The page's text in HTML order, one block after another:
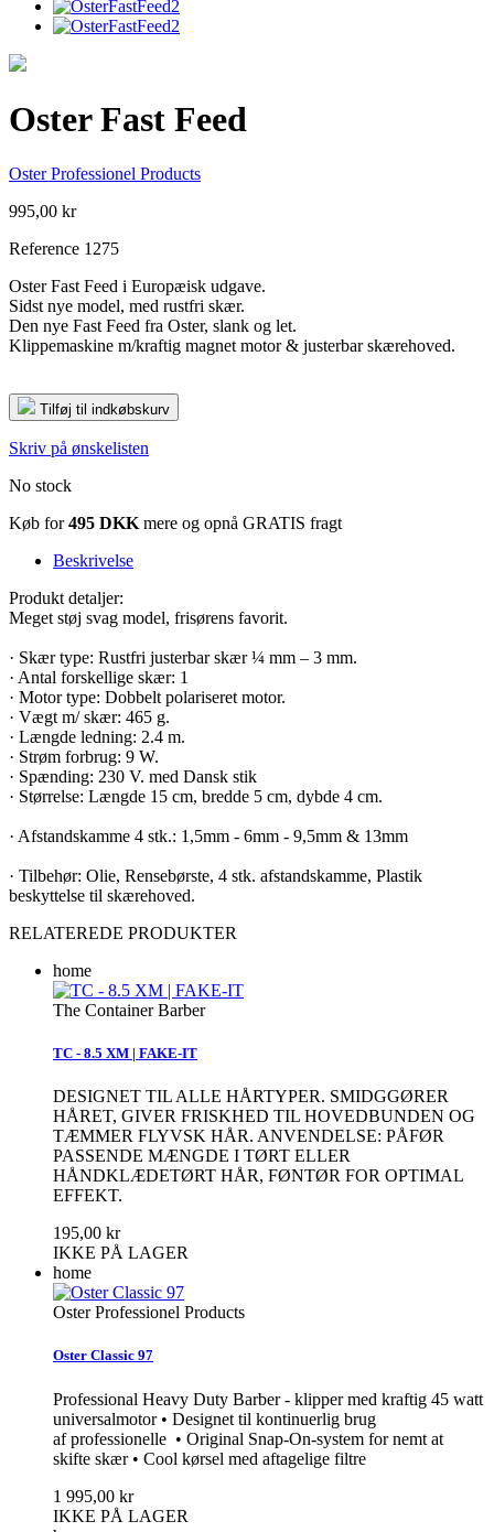
Oster Fast Feed
Oster Professionel Products
995,00 kr
Reference 1275
Oster Fast Feed i Europæisk udgave.
Sidst nye model, med rustfri skær.
Den nye Fast Feed fra Oster, slank og let.
Klippemaskine m/kraftig magnet motor & justerbar skærehoved.
Tilføj til indkøbskurv
Skriv på ønskelisten
No stock
Køb for495 DKK mere og opnå GRATIS fragt
Beskrivelse
Produkt detaljer:
Meget støj svag model, frisørens favorit.
· Skær type: Rustfri justerbar skær ¼ mm – 3 mm.
· Antal forskellige skær: 1
· Motor type: Dobbelt polariseret motor.
· Vægt m/ skær: 465 g.
· Længde ledning: 2.4 m.
· Strøm forbrug: 9 W.
· Spænding: 230 V. med Dansk stik
· Størrelse: Længde 15 cm, bredde 5 cm, dybde 4 cm.
· Afstandskamme 4 stk.: 1,5mm - 6mm - 9,5mm & 13mm
· Tilbehør: Olie, Rensebørste, 4 stk. afstandskamme, Plastik
beskyttelse til skærehoved.
RELATEREDE PRODUKTER
home
The Container Barber
TC - 8.5 XM | FAKE-IT
DESIGNET TIL ALLE HÅRTYPER. SMIDGGØRER
HÅRET, GIVER FRISKHED TIL HOVEDBUNDEN OG
TÆMMER FLYVSK HÅR. ANVENDELSE: PÅFØR
PASSENDE MÆNGDE I TØRT ELLER
HÅNDKLÆDETØRT HÅR, FØNTØR FOR OPTIMAL
EFFEKT.
195,00 kr
IKKE PÅ LAGER
home
Oster Professionel Products
Oster Classic 97
Professional Heavy Duty Barber - klipper med kraftig 45 watt
universalmotor • Designet til kontinuerlig brug
af professionelle • Original Snap-On-system for nemt at
skifte skær • Cool kørsel med aftagelige filtre
1 995,00 kr
IKKE PÅ LAGER